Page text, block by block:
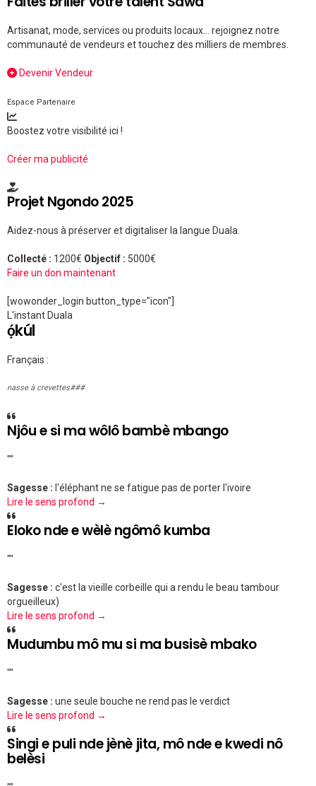
Artisanat, mode, services ou produits locaux... rejoignez notre
communauté de vendeurs et touchez des milliers de membres.
Devenir Vendeur
Espace Partenaire
Boostez votre visibilité ici !
Créer ma publicité
Projet Ngondo 2025
Aidez-nous à préserver et digitaliser la langue Duala.
Collecté : 1200€ Objectif : 5000€
Faire un don maintenant
[wowonder_login button_type="icon"]
L'instant Duala
ọ́kúl
Français :
nasse à crevettes###
Njôu e si ma wôlô bambè mbango
""
Sagesse : l'éléphant ne se fatigue pas de porter l'ivoire
Lire le sens profond →
Eloko nde e wèlè ngômô kumba
""
Sagesse : c'est la vieille corbeille qui a rendu le beau tambour
orgueilleux)
Lire le sens profond →
Mudumbu mô mu si ma busisè mbako
""
Sagesse : une seule bouche ne rend pas le verdict
Lire le sens profond →
Singi e puli nde jènè jita, mô nde e kwedi nô
belèsi